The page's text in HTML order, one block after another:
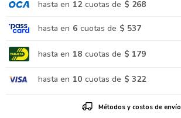
hasta en 12 cuotas de $ 268
hasta en 6 cuotas de $ 537
hasta en 18 cuotas de $ 179
hasta en 10 cuotas de $ 322
Métodos y costos de envío